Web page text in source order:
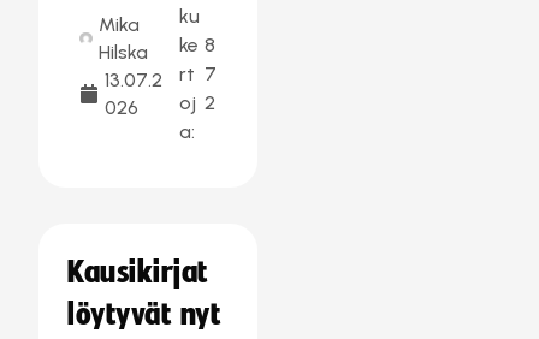
Mika
Hilska
13.07.2
026
ku
ke
rt
oj
a:
8
7
2
Kausikirjat
löytyvät nyt